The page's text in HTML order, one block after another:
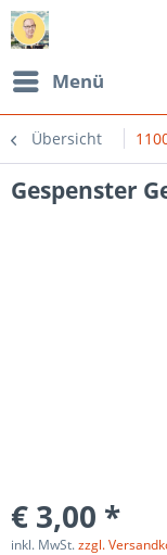
Menü
Übersicht
Gespenster
€ 3,00 *
inkl. MwSt.zzgl.